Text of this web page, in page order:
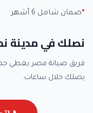
ضمان شامل 6 أشهر
نصلك في مدينة
فريق صيانة مصر يغطي
يصلك خلال ساعات.